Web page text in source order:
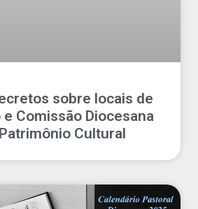
sobre locais de
Comissão Diocesana
Cultural